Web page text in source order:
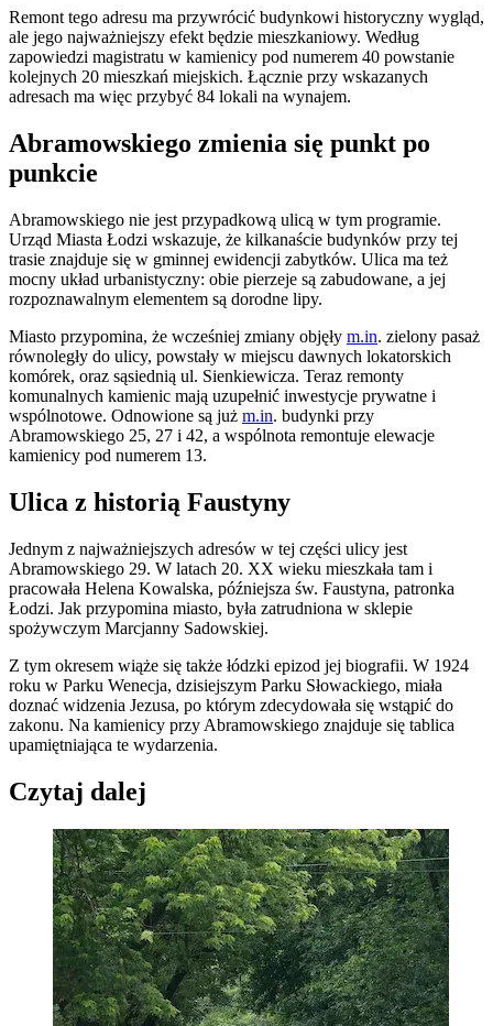
Remont tego adresu ma przywrócić budynkowi historyczny wygląd,
ale jego najważniejszy efekt będzie mieszkaniowy. Według
zapowiedzi magistratu w kamienicy pod numerem 40 powstanie
kolejnych 20 mieszkań miejskich. Łącznie przy wskazanych
adresach ma więc przybyć 84 lokali na wynajem.
Abramowskiego zmienia się punkt po
punkcie
Abramowskiego nie jest przypadkową ulicą w tym programie.
Urząd Miasta Łodzi wskazuje, że kilkanaście budynków przy tej
trasie znajduje się w gminnej ewidencji zabytków. Ulica ma też
mocny układ urbanistyczny: obie pierzeje są zabudowane, a jej
rozpoznawalnym elementem są dorodne lipy.
Miasto przypomina, że wcześniej zmiany objęły m.in. zielony pasaż
równoległy do ulicy, powstały w miejscu dawnych lokatorskich
komórek, oraz sąsiednią ul. Sienkiewicza. Teraz remonty
komunalnych kamienic mają uzupełnić inwestycje prywatne i
wspólnotowe. Odnowione są już m.in. budynki przy
Abramowskiego 25, 27 i 42, a wspólnota remontuje elewacje
kamienicy pod numerem 13.
Ulica z historią Faustyny
Jednym z najważniejszych adresów w tej części ulicy jest
Abramowskiego 29. W latach 20. XX wieku mieszkała tam i
pracowała Helena Kowalska, późniejsza św. Faustyna, patronka
Łodzi. Jak przypomina miasto, była zatrudniona w sklepie
spożywczym Marcjanny Sadowskiej.
Z tym okresem wiąże się także łódzki epizod jej biografii. W 1924
roku w Parku Wenecja, dzisiejszym Parku Słowackiego, miała
doznać widzenia Jezusa, po którym zdecydowała się wstąpić do
zakonu. Na kamienicy przy Abramowskiego znajduje się tablica
upamiętniająca te wydarzenia.
Czytaj dalej